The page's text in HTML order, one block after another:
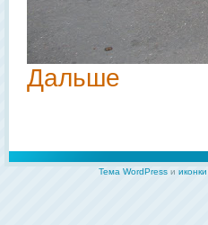
Дальше
Тема WordPress и иконки